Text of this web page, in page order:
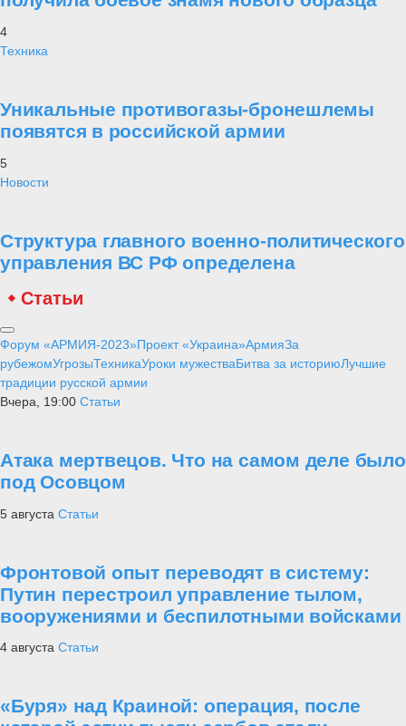
4
Техника
Уникальные противогазы-бронешлемы
появятся в российской армии
5
Новости
Структура главного военно-политического
управления ВС РФ определена
Статьи
Форум «АРМИЯ-2023»Проект «Украина»АрмияЗа
рубежомУгрозыТехникаУроки мужестваБитва за историюЛучшие
традиции русской армии
Вчера, 19:00 Статьи
Атака мертвецов. Что на самом деле было
под Осовцом
5 августа Статьи
Фронтовой опыт переводят в систему:
Путин перестроил управление тылом,
вооружениями и беспилотными войсками
4 августа Статьи
«Буря» над Краиной: операция, после